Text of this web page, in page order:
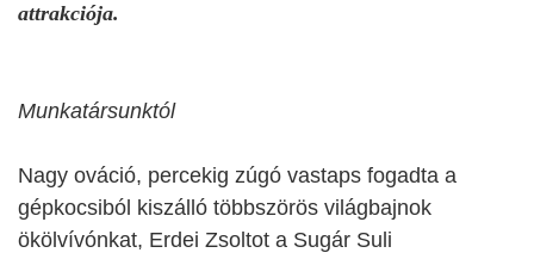
attrakciója.
Munkatársunktól
Nagy ováció, percekig zúgó vastaps fogadta a
gépkocsiból kiszálló többszörös világbajnok
ökölvívónkat, Erdei Zsoltot a Sugár Suli